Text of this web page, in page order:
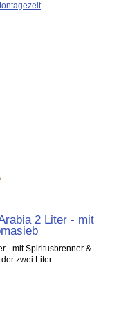
2 Liter - mit
- mit Spiritusbrenner &
zwei Liter...